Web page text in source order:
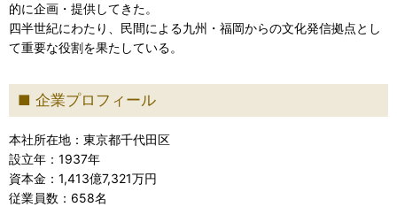
的に企画・提供してきた。
四半世紀にわたり、民間による九州・福岡からの文化発信拠点とし
て重要な役割を果たしている。
企業プロフィール
本社所在地：東京都千代田区
設立年：1937年
資本金：1,413億7,321万円
従業員数：658名